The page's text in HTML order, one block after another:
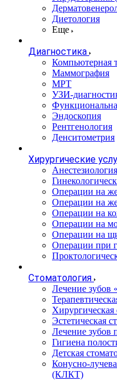
Диетология
Еще
Диагностика
Компьютерная
Маммография
МРТ
УЗИ-
Эндоскопия
Рентгенология
Денситометрия
Хирургические
Операции на
Операции на
Операции на
Операции на
Операции на
Операции при
Стоматология
Лечение зубов
Хирургическая
Эстетическая
Лечение зубов
Гигиена
Детская
Конусно-
(КЛКТ)